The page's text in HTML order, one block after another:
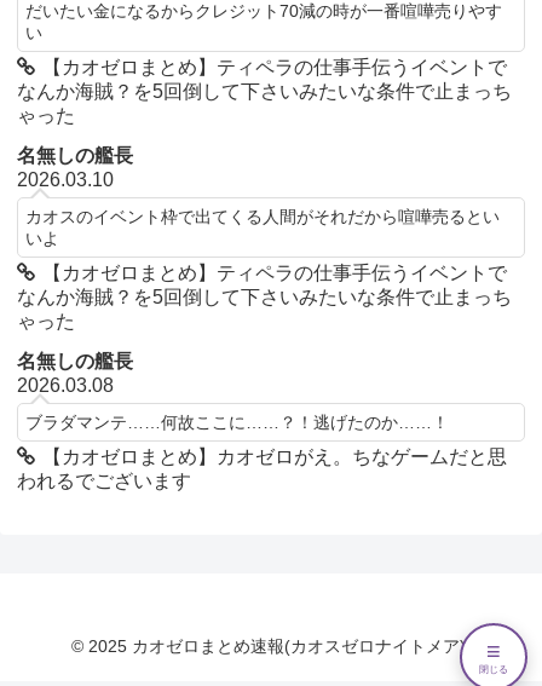
だいたい金になるからクレジット70減の時が一番喧嘩売りやす
い
【カオゼロまとめ】ティペラの仕事手伝うイベントで
なんか海賊？を5回倒して下さいみたいな条件で止まっち
ゃった
名無しの艦長
2026.03.10
カオスのイベント枠で出てくる人間がそれだから喧嘩売るとい
いよ
【カオゼロまとめ】ティペラの仕事手伝うイベントで
なんか海賊？を5回倒して下さいみたいな条件で止まっち
ゃった
名無しの艦長
2026.03.08
ブラダマンテ……何故ここに……？！逃げたのか……！
【カオゼロまとめ】カオゼロがえ。ちなゲームだと思
われるでございます
© 2025 カオゼロまとめ速報(カオスゼロナイトメア). ≡
閉じる